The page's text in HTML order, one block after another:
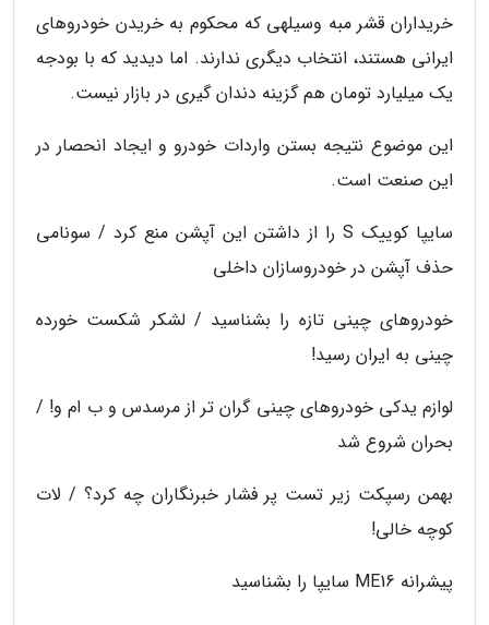
خریداران قشر مبه وسیلهی که محکوم به خریدن خودروهای
ایرانی هستند، انتخاب دیگری ندارند. اما دیدید که با بودجه
یک میلیارد تومان هم گزینه دندان گیری در بازار نیست.
این موضوع نتیجه بستن واردات خودرو و ایجاد انحصار در
این صنعت است.
سایپا کوییک S را از داشتن این آپشن منع کرد / سونامی
حذف آپشن در خودروسازان داخلی
خودروهای چینی تازه را بشناسید / لشکر شکست خورده
چینی به ایران رسید!
لوازم یدکی خودروهای چینی گران تر از مرسدس و ب ام و! /
بحران شروع شد
بهمن رسپکت زیر تست پر فشار خبرنگاران چه کرد؟ / لات
کوچه خالی!
پیشرانه ME16 سایپا را بشناسید